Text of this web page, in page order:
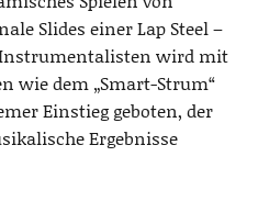
Slides einer Lap Steel –
wird mit
wie dem „Smart-Strum“
Einstieg geboten, der
Ergebnisse